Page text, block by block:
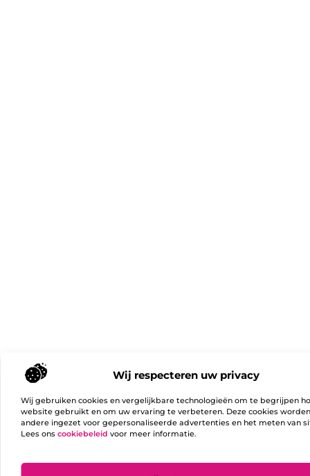
Wij respecteren uw privacy
Wij gebruiken cookies en vergelijkbare technologieën om te begrijpen
website gebruikt en om uw ervaring te verbeteren. Deze cookies
andere ingezet voor gepersonaliseerde advertenties en het meten van
Lees ons cookiebeleid voor meer informatie.